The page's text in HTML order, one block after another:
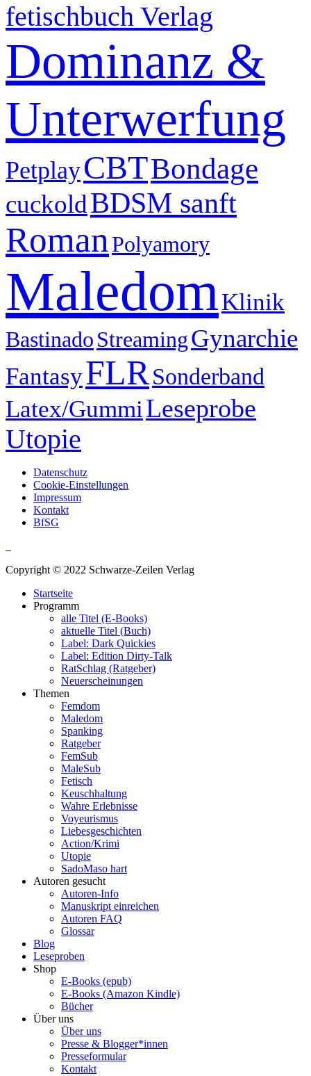
fetischbuch Verlag
Dominanz &
Unterwerfung
PetplayCBTBondage
cuckoldBDSM sanft
RomanPolyamory
MaledomKlinik
BastinadoStreamingGynarchie
FantasyFLRSonderband
Latex/GummiLeseprobe
Utopie
Datenschutz
Cookie-Einstellungen
Impressum
Kontakt
BfSG
Copyright © 2022 Schwarze-Zeilen Verlag
Startseite
Programm
alle Titel (E-Books)
aktuelle Titel (Buch)
Label: Dark Quickies
Label: Edition Dirty-Talk
RatSchlag (Ratgeber)
Neuerscheinungen
Themen
Femdom
Maledom
Spanking
Ratgeber
FemSub
MaleSub
Fetisch
Keuschhaltung
Wahre Erlebnisse
Voyeurismus
Liebesgeschichten
Action/Krimi
Utopie
SadoMaso hart
Autoren gesucht
Autoren-Info
Manuskript einreichen
Autoren FAQ
Glossar
Blog
Leseproben
Shop
E-Books (epub)
E-Books (Amazon Kindle)
Bücher
Über uns
Über uns
Presse & Blogger*innen
Presseformular
Kontakt